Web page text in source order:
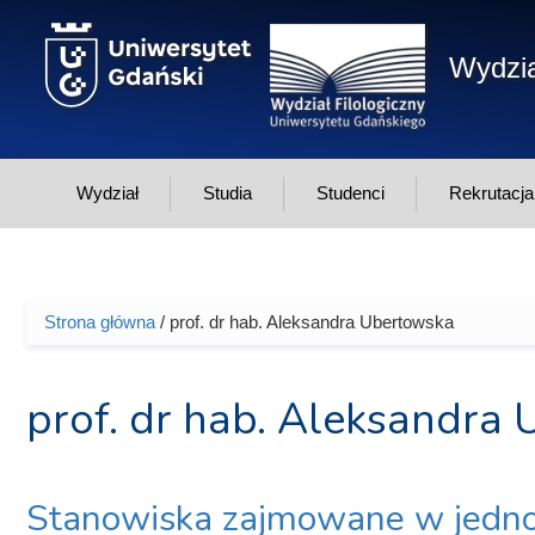
Wydział Studia Studenci Rekrutacja
Jesteś tutaj
Strona główna / prof. dr hab. Aleksandra Ubertowska
prof. dr hab. Aleksandra
Stanowiska zajmowane w